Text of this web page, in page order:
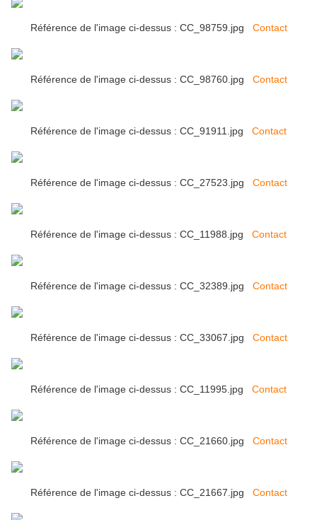
Référence de l'image ci-dessus : CC_98759.jpg Contact
Référence de l'image ci-dessus : CC_98760.jpg Contact
Référence de l'image ci-dessus : CC_91911.jpg Contact
Référence de l'image ci-dessus : CC_27523.jpg Contact
Référence de l'image ci-dessus : CC_11988.jpg Contact
Référence de l'image ci-dessus : CC_32389.jpg Contact
Référence de l'image ci-dessus : CC_33067.jpg Contact
Référence de l'image ci-dessus : CC_11995.jpg Contact
Référence de l'image ci-dessus : CC_21660.jpg Contact
Référence de l'image ci-dessus : CC_21667.jpg Contact